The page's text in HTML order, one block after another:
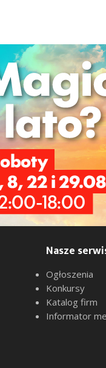
lubiących Moto
Dla lubiących
Mail: elizeuszo@gmail.com
Nasze
Ogłoszenia
Konkursy
Katalog firm
Informator